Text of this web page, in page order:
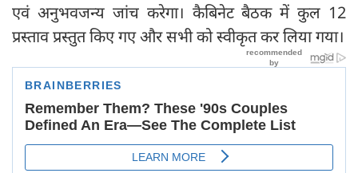
एवं अनुभवजन्य जांच करेगा। कैबिनेट बैठक में कुल 12
प्रस्ताव प्रस्तुत किए गए और सभी को स्वीकृत कर लिया गया।